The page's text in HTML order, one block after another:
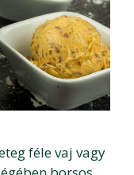
féle vaj vagy